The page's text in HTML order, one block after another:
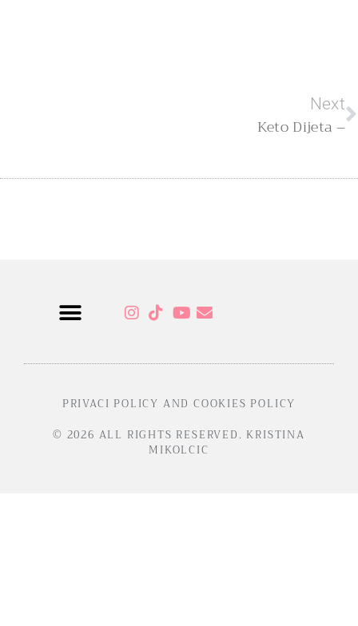
Next
Keto Dijeta –
PRIVACI POLICY AND COOKIES POLICY
© 2026 ALL RIGHTS RESERVED. KRISTINA
MIKOLCIC